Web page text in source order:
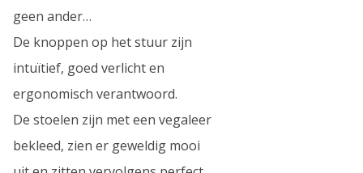
geen ander…
De knoppen op het stuur zijn
intuïtief, goed verlicht en
ergonomisch verantwoord.
De stoelen zijn met een vegaleer
bekleed, zien er geweldig mooi